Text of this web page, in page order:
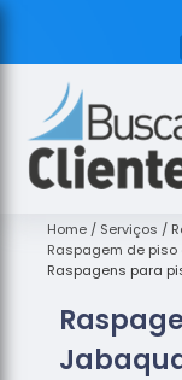
Assoalhos
de Madeira
Decks de
Empresas
de
Home Serviços
Raspagem de
Raspagens para